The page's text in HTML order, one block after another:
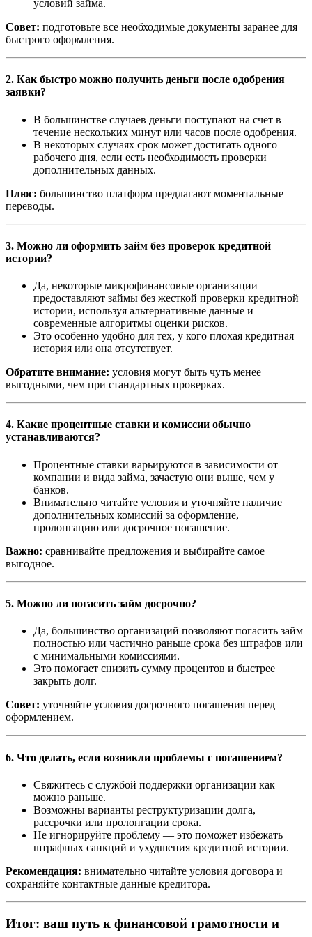
условий займа.
Совет: подготовьте все необходимые документы заранее для
быстрого оформления.
2. Как быстро можно получить деньги после одобрения
заявки?
В большинстве случаев деньги поступают на счет в
течение нескольких минут или часов после одобрения.
В некоторых случаях срок может достигать одного
рабочего дня, если есть необходимость проверки
дополнительных данных.
Плюс: большинство платформ предлагают моментальные
переводы.
3. Можно ли оформить займ без проверок кредитной
истории?
Да, некоторые микрофинансовые организации
предоставляют займы без жесткой проверки кредитной
истории, используя альтернативные данные и
современные алгоритмы оценки рисков.
Это особенно удобно для тех, у кого плохая кредитная
история или она отсутствует.
Обратите внимание: условия могут быть чуть менее
выгодными, чем при стандартных проверках.
4. Какие процентные ставки и комиссии обычно
устанавливаются?
Процентные ставки варьируются в зависимости от
компании и вида займа, зачастую они выше, чем у
банков.
Внимательно читайте условия и уточняйте наличие
дополнительных комиссий за оформление,
пролонгацию или досрочное погашение.
Важно: сравнивайте предложения и выбирайте самое
выгодное.
5. Можно ли погасить займ досрочно?
Да, большинство организаций позволяют погасить займ
полностью или частично раньше срока без штрафов или
с минимальными комиссиями.
Это помогает снизить сумму процентов и быстрее
закрыть долг.
Совет: уточняйте условия досрочного погашения перед
оформлением.
6. Что делать, если возникли проблемы с погашением?
Свяжитесь с службой поддержки организации как
можно раньше.
Возможны варианты реструктуризации долга,
рассрочки или пролонгации срока.
Не игнорируйте проблему — это поможет избежать
штрафных санкций и ухудшения кредитной истории.
Рекомендация: внимательно читайте условия договора и
сохраняйте контактные данные кредитора.
Итог: ваш путь к финансовой грамотности и